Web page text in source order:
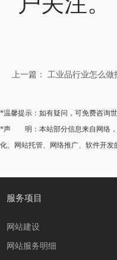
上一篇： 工业品行业怎么做
*温馨提示：如有疑问，可免费咨询
*声 明：本站部分信息来自网络，
化、网站托管、网络推广、软件开发
服务项目
网站建设
网站服务明细